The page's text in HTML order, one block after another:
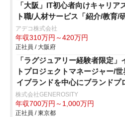
「大阪」IT初心者向けキャリア
ト職/人材サービス「紹介/教育/
アデコ株式会社
年収310万円～420万円
正社員 / 大阪府
「ラグジュアリー経験者限定」
トプロジェクトマネージャー/
イブランドを中心にブランドプ
ション/広告・デザイン・イベン
株式会社GENEROSITY
年収700万円～1,000万円
正社員 / 東京都